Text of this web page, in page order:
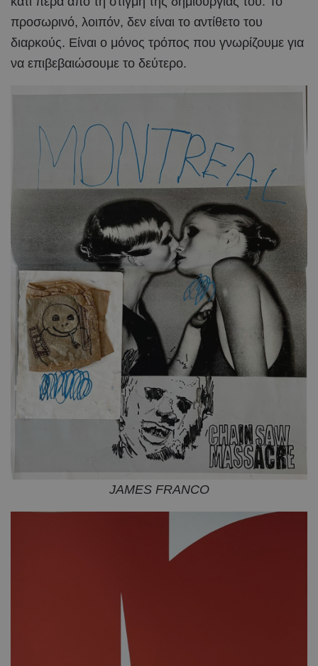
προσωρινό, λοιπόν, δεν είναι το αντίθετο του
διαρκούς. Είναι ο μόνος τρόπος που γνωρίζουμε για
να επιβεβαιώσουμε το δεύτερο.
JAMES FRANCO